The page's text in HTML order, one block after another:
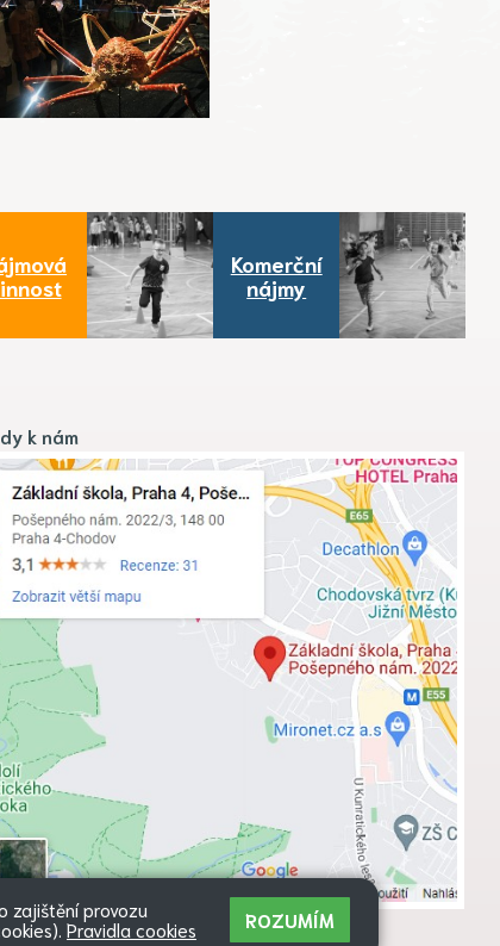
Komerční
nájmy
k nám
zajištění provozu
Pravidla cookies ROZUMÍM